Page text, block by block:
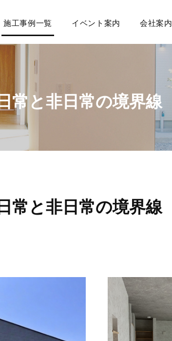
常と非日常の境界線
常と非日常の境界線
施工事例一覧 イベント案内 会社案内